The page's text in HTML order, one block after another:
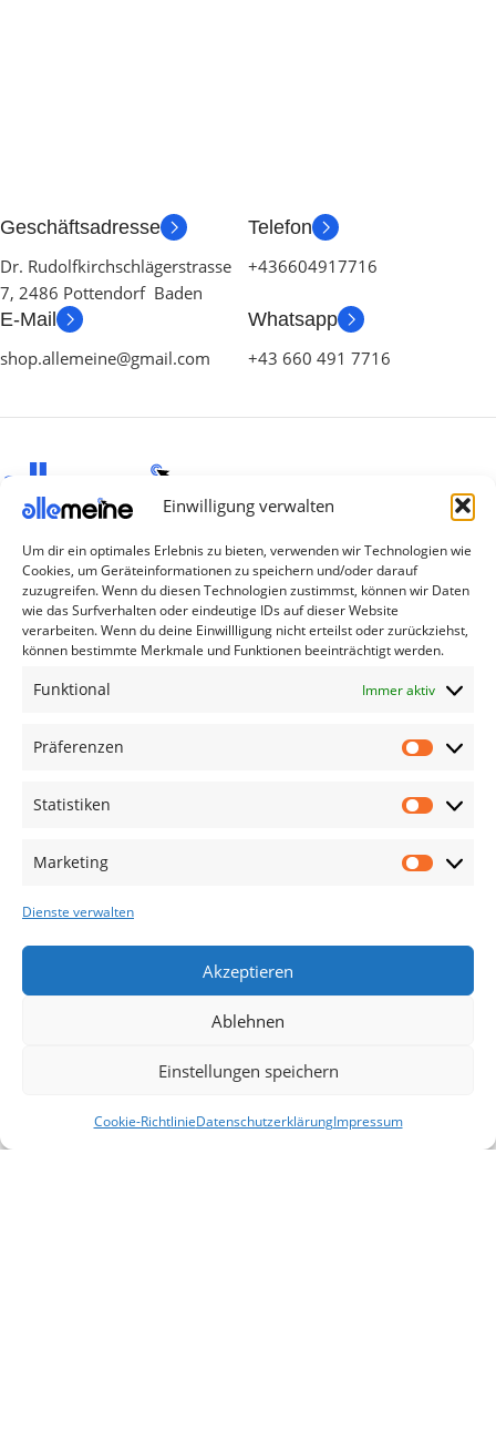
Einwilligung verwalten
Um dir ein optimales Erlebnis zu bieten, verwenden wir Technologien wie
Cookies, um Geräteinformationen zu speichern und/oder darauf
zuzugreifen. Wenn du diesen Technologien zustimmst, können wir Daten
wie das Surfverhalten oder eindeutige IDs auf dieser Website
verarbeiten. Wenn du deine Einwillligung nicht erteilst oder zurückziehst,
können bestimmte Merkmale und Funktionen beeinträchtigt werden.
Funktional Immer aktiv
Präferenzen
Statistiken
Marketing
Dienste verwalten
Akzeptieren
Ablehnen
Einstellungen speichern
Cookie-RichtlinieDatenschutzerklärungImpressum
Geschäftsadresse
Dr. Rudolfkirchschlägerstrasse
7, 2486 Pottendorf Baden
Telefon
+436604917716
E-Mail
shop.allemeine@gmail.com
Whatsapp
+43 660 491 7716
erreichen können, sind gleichzeitig mit der
Welt hier.
Abonnieren Sie uns
TV Zubehör
Airpod Zubehör
Lieferung & Rückgabe
Legal
Mein KontoWarenkorbVergleichen